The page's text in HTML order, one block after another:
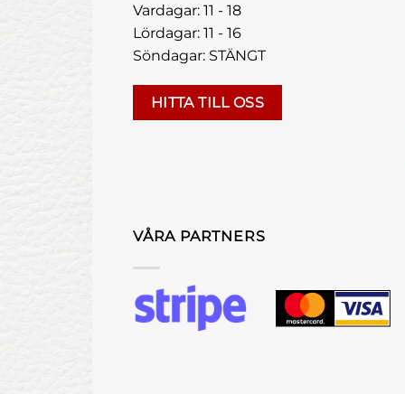
Vardagar: 11 - 18
Lördagar: 11 - 16
Söndagar: STÄNGT
HITTA TILL OSS
VÅRA PARTNERS